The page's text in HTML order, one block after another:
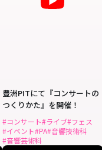
豊洲PITにて『コンサートの
つくりかた』を開催！
#コンサート#ライブ#フェス
#イベント#PA#音響技術科
#音響芸術科